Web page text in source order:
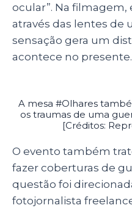
ocular”. Na
através das lentes de
sensação gera um
acontece no presente.
A mesa #Olhares
os traumas de uma
[Créditos:
O evento também
fazer coberturas de
questão foi
fotojornalista